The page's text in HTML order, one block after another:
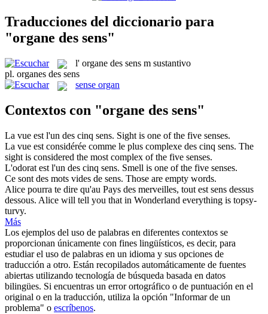
Traducciones del diccionario para
"organe des sens"
l' organe des sens m sustantivo
pl. organes des sens
sense organ
Contextos con "organe des sens"
La vue est l'un des cinq sens. Sight is one ofthe five senses.
La vue est considérée comme le plus complexe des cinq sens. The
sight is considered the most complex ofthe five senses.
L'odorat est l'un des cinq sens. Smell is one ofthe five senses.
Ce sont des mots vides de sens. Those are empty words.
Alice pourra te dire qu'au Pays des merveilles, tout est sens dessus
dessous. Alice will tell you that in Wonderland everything is topsy-
turvy.
Más
Los ejemplos del uso de palabras en diferentes contextos se
proporcionan únicamente con fines lingüísticos, es decir, para
estudiar el uso de palabras en un idioma y sus opciones de
traducción a otro. Están recopilados automáticamente de fuentes
abiertas utilizando tecnología de búsqueda basada en datos
bilingües. Si encuentras un error ortográfico o de puntuación en el
original o en la traducción, utiliza la opción "Informar de un
problema" o escríbenos.